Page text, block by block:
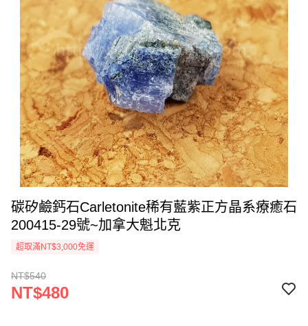
碳矽鹼鈣石Carletonite稀有藍紫正方晶系療癒石
200415-29號~加拿大魁北克
超取滿NT$3,000免運
NT$540
NT$480